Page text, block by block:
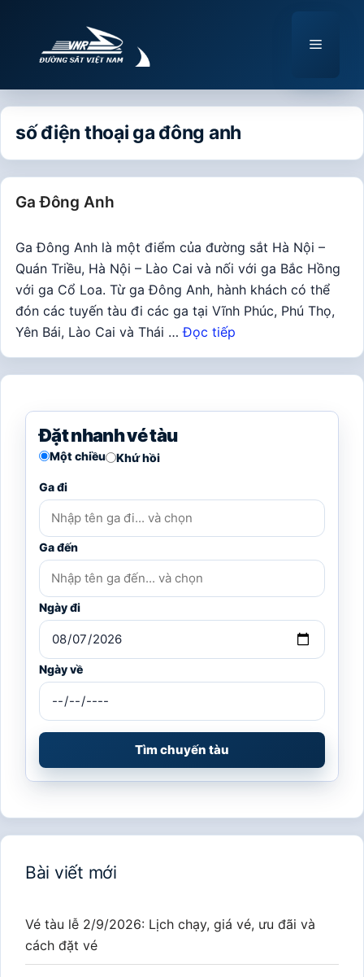
Menu
số điện thoại ga đông anh
Ga Đông Anh
Ga Đông Anh là một điểm của đường sắt Hà Nội –
Quán Triều, Hà Nội – Lào Cai và nối với ga Bắc Hồng
với ga Cổ Loa. Từ ga Đông Anh, hành khách có thể
đón các tuyến tàu đi các ga tại Vĩnh Phúc, Phú Thọ,
Yên Bái, Lào Cai và Thái …Đọc tiếp
Đặt nhanh vé tàu
Một chiều Khứ hồi
Ga đi
Ga đến
Ngày đi
Ngày về
Tìm chuyến tàu
Bài viết mới
Vé tàu lễ 2/9/2026: Lịch chạy, giá vé, ưu đãi và
cách đặt vé